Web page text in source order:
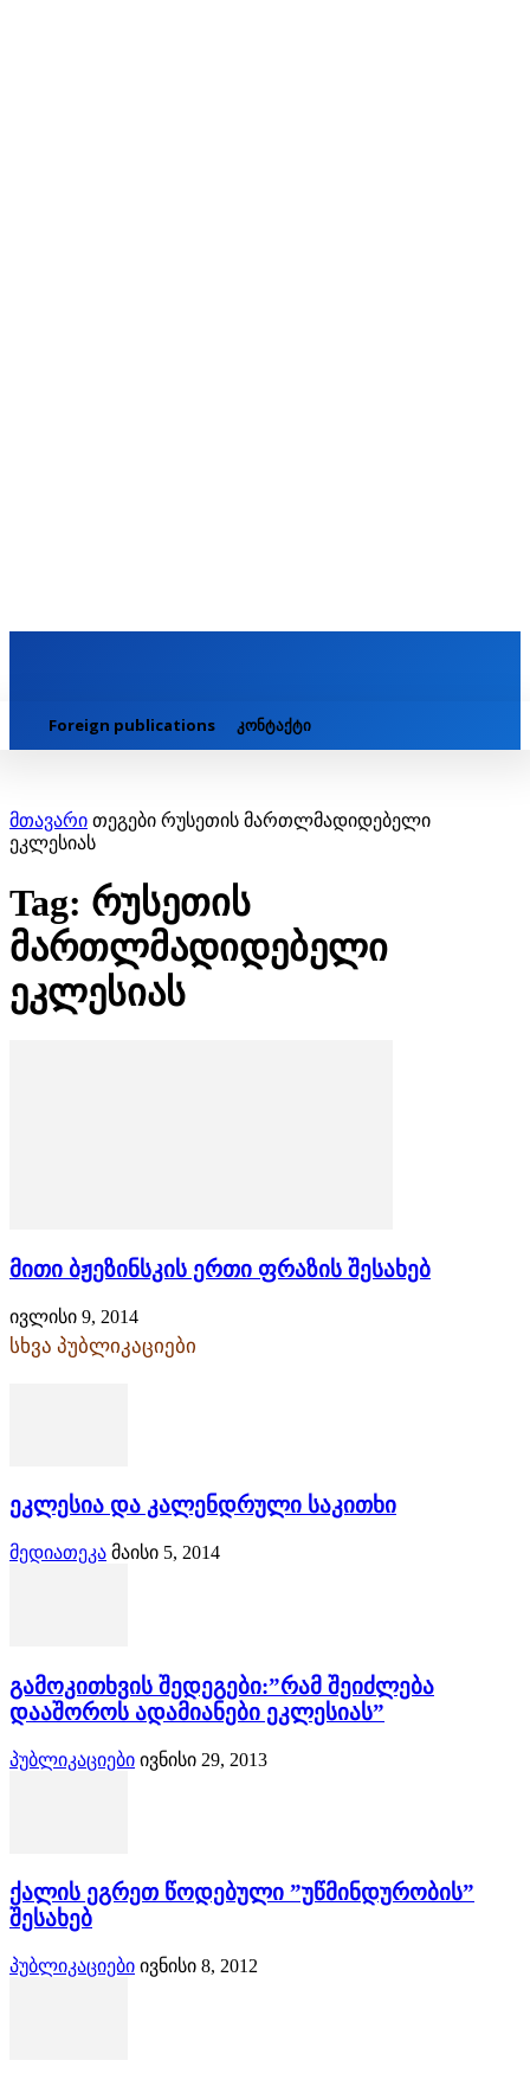
Foreign publications კონტაქტი
მთავარი თეგები რუსეთის მართლმადიდებელი
ეკლესიას
Tag: რუსეთის
მართლმადიდებელი
ეკლესიას
მითი ბჟეზინსკის ერთი ფრაზის შესახებ
ივლისი 9, 2014
სხვა პუბლიკაციები
ეკლესია და კალენდრული საკითხი
მედიათეკა მაისი 5, 2014
გამოკითხვის შედეგები:”რამ შეიძლება
დააშოროს ადამიანები ეკლესიას”
პუბლიკაციები ივნისი 29, 2013
ქალის ეგრეთ წოდებული ”უწმინდურობის”
შესახებ
პუბლიკაციები ივნისი 8, 2012